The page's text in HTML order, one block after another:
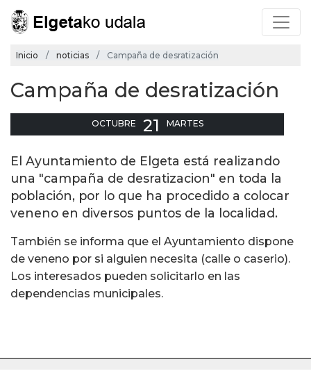
Inicio noticias Campaña de desratización
Campaña de desratización
OCTUBRE 21 MARTES
El Ayuntamiento de Elgeta está realizando
una "campaña de desratizacion" en toda la
población, por lo que ha procedido a colocar
veneno en diversos puntos de la localidad.
También se informa que el Ayuntamiento dispone
de veneno por si alguien necesita (calle o caserio).
Los interesados pueden solicitarlo en las
dependencias municipales.